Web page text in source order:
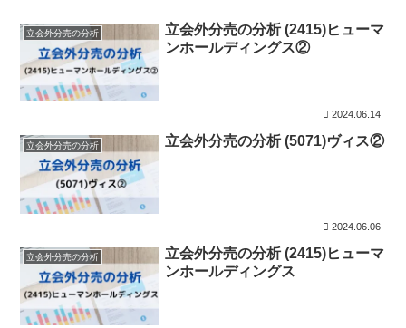
立会外分売の分析
立会外分売の分析 (2415)ヒューマ
ンホールディングス②
2024.06.14
立会外分売の分析 立会外分売の分析 (5071)ヴィス②
2024.06.06
立会外分売の分析
立会外分売の分析 (2415)ヒューマ
ンホールディングス